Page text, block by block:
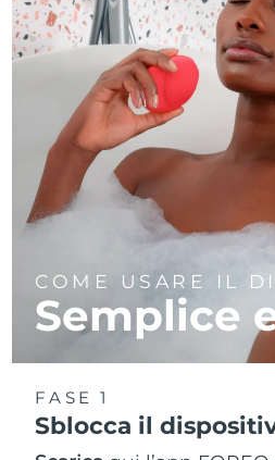
COME USARE IL
Semplice
FASE 1
Sblocca il